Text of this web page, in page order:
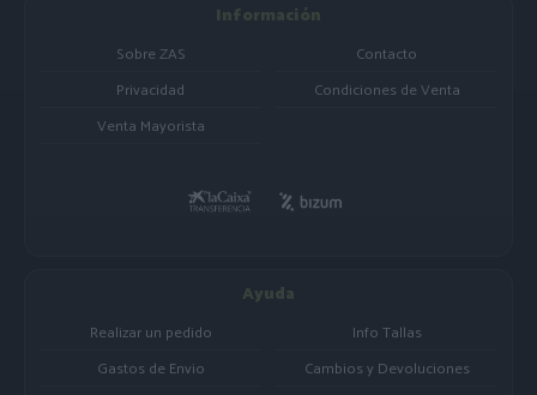
Información
Sobre ZAS
Contacto
Privacidad
Condiciones de Venta
Venta Mayorista
Ayuda
Realizar un pedido
Info Tallas
Gastos de Envio
Cambios y Devoluciones